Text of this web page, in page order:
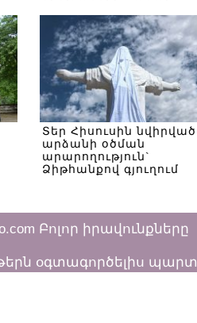
Տեր Հիսուսին նվիրված
արձանի օծման
արարողություն`
Ձիթհանքով գյուղում
Բոլոր իրավունքները
օգտագործելիս